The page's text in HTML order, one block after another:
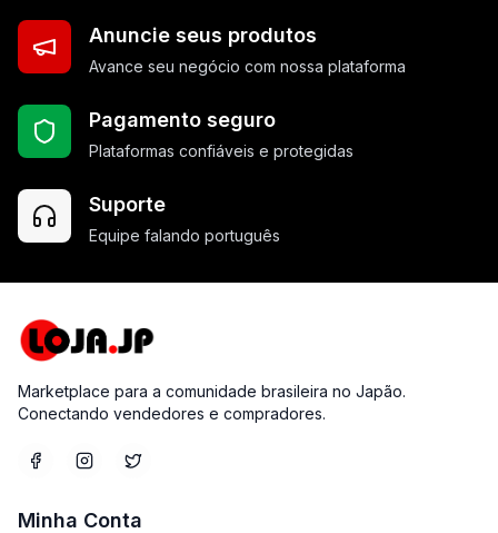
Anuncie seus produtos
Avance seu negócio com nossa plataforma
Pagamento seguro
Plataformas confiáveis e protegidas
Suporte
Equipe falando português
Marketplace para a comunidade brasileira no Japão.
Conectando vendedores e compradores.
Minha Conta